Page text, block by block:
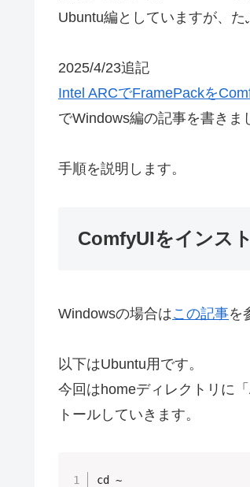
Ubuntu編としていますが、た
2025/4/23追記
Intel ARCでFramePackを
でWindows編の記事を書きま
手順を説明します。
ComfyUIをインス
Windowsの場合はこの記事を
以下はUbuntu用です。
今回はhomeディレクトリに
トールしていきます。
cd ~